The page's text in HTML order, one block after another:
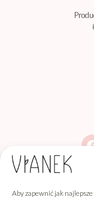
Aby zapewnić jak
Niektóre materiały